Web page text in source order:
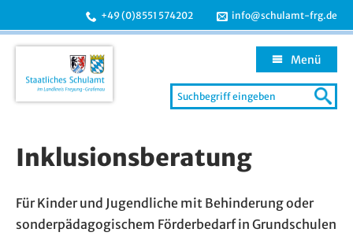
+49 (0)8551 574202 info@schulamt-frg.de
Search
for:
Menü
springen
Inklusionsberatung
Für Kinder und Jugendliche mit Behinderung oder
sonderpädagogischem Förderbedarf in Grundschulen